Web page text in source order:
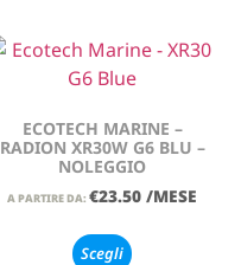
ECOTECH MARINE –
RADION XR30W G6 BLU –
NOLEGGIO
A PARTIRE DA: €23.50 /MESE
Scegli